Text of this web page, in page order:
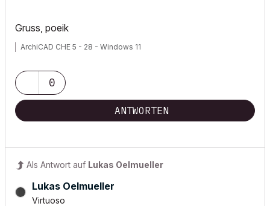
Gruss, poeik
ArchiCAD CHE 5 - 28 - Windows 11
0
ANTWORTEN
Als Antwort auf Lukas Oelmueller
Lukas Oelmueller
Virtuoso